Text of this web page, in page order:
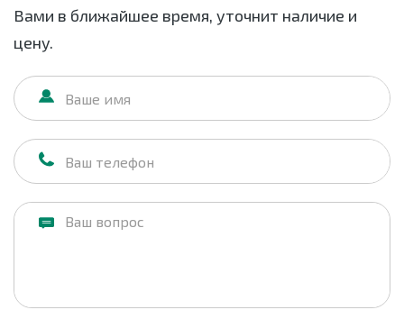
Вами в ближайшее время, уточнит наличие и
цену.